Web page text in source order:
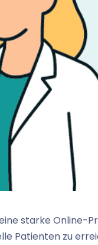
starke Online-
Patienten zu